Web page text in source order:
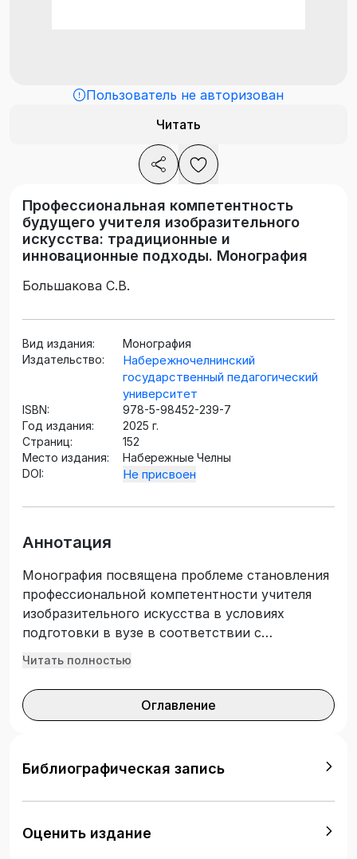
Пользователь не авторизован
Читать
Профессиональная компетентность
будущего учителя изобразительного
искусства: традиционные и
инновационные подходы. Монография
Большакова С.В.
Вид издания:
Монография
Издательство:
Набережночелнинский
государственный педагогический
университет
ISBN:
978-5-98452-239-7
Год издания:
2025 г.
Страниц:
152
Место издания:
Набережные Челны
DOI:
Не присвоен
Аннотация
Монография посвящена проблеме становления
профессиональной компетентности учителя
изобразительного искусства в условиях
подготовки в вузе в соответствии с
современными запросами школьного
изыскания автора по заявленной теме за
последние десять лет. В монографии раскрыты
культурно-творческой компетентности
позиции интегрированного подхода
средствами креативных практик. Изложены
результаты изучения профессиональной
Читать полностью
Оглавление
Библиографическая запись
Оценить издание